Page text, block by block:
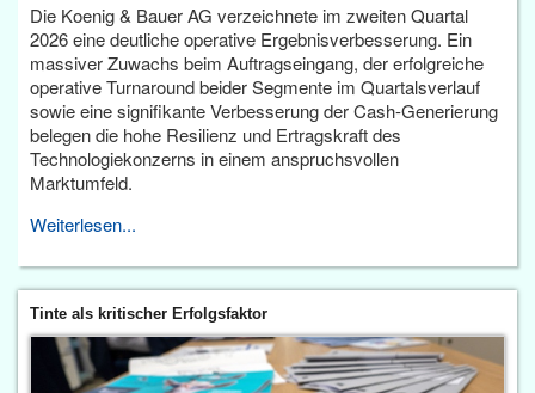
Die Koenig & Bauer AG verzeichnete im zweiten Quartal
2026 eine deutliche operative Ergebnisverbesserung. Ein
massiver Zuwachs beim Auftragseingang, der erfolgreiche
operative Turnaround beider Segmente im Quartalsverlauf
sowie eine signifikante Verbesserung der Cash-Generierung
belegen die hohe Resilienz und Ertragskraft des
Technologiekonzerns in einem anspruchsvollen
Marktumfeld.
Weiterlesen...
Tinte als kritischer Erfolgsfaktor